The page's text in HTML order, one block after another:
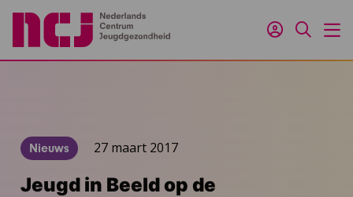
Inloggen
Zoeken
Nieuws 27 maart 2017
Jeugd in Beeld op de